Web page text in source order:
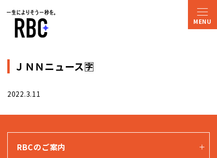
ＪＮＮニュース🈑
2022.3.11
RBCのご案内